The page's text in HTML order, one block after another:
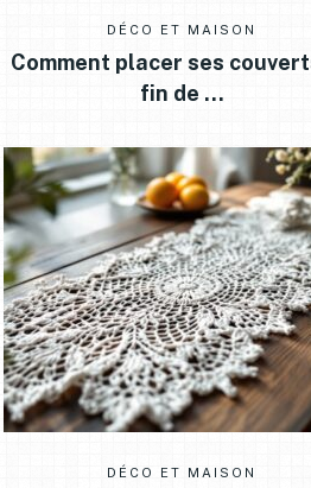
DÉCO ET MAISON
Comment placer ses
fin de …
DÉCO ET MAISON